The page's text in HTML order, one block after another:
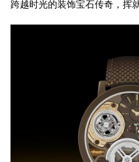
跨越时光的装饰宝石传奇，挥